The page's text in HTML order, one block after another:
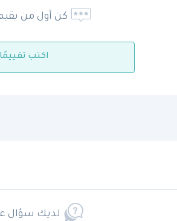
كن أول من
اكتب تقييمًا
لديك سؤال